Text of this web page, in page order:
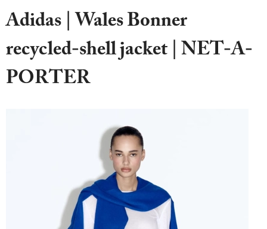
Adidas | Wales Bonner
recycled-shell jacket | NET-A-
PORTER